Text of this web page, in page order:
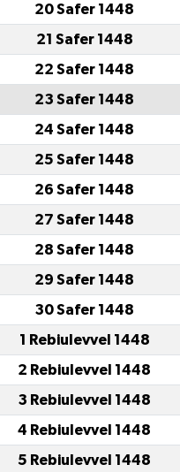
20 Safer 1448
21 Safer 1448
22 Safer 1448
23 Safer 1448
24 Safer 1448
25 Safer 1448
26 Safer 1448
27 Safer 1448
28 Safer 1448
29 Safer 1448
30 Safer 1448
1 Rebiulevvel 1448
2 Rebiulevvel 1448
3 Rebiulevvel 1448
4 Rebiulevvel 1448
5 Rebiulevvel 1448